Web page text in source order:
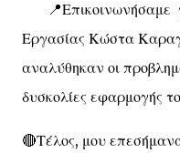
📍Επικοινωνήσαμε
Εργασίας Κώστα
αναλύθηκαν οι
δυσκολίες εφαρμογής
🔴Τέλος, μου